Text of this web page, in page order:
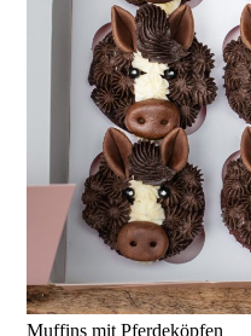
Muffins mit Pferdeköpfen